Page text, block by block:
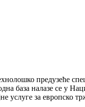
предузеће
база налазе се у
услуге за европско